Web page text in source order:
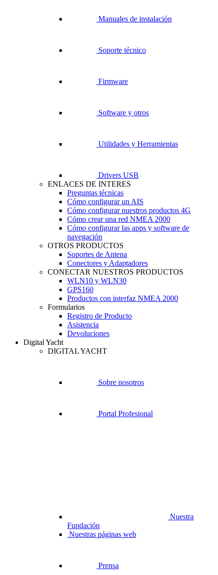
Manuales de instalación
Soporte técnico
Firmware
Software y otros
Utilidades y Herramientas
Drivers USB
ENLACES DE INTERES
Preguntas técnicas
Cómo configurar un AIS
Cómo configurar nuestros productos 4G
Cómo crear una red NMEA 2000
Cómo configurar las apps y software de
navegación
OTROS PRODUCTOS
Soportes de Antena
Conectores y Adaptadores
CONECTAR NUESTROS PRODUCTOS
WLN10 y WLN30
GPS160
Productos con interfaz NMEA 2000
Formularios
Registro de Producto
Asistencia
Devoluciones
Digital Yacht
DIGITAL YACHT
Sobre nosotros
Portal Profesional
Nuestra
Fundación
Nuestras páginas web
Prensa